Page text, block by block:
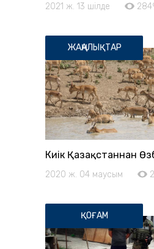
2021 ж. 13 шілде
ЖАҢАЛЫҚТАР
Киік Қазақстаннан
2020 ж. 04 маусым
ҚОҒАМ